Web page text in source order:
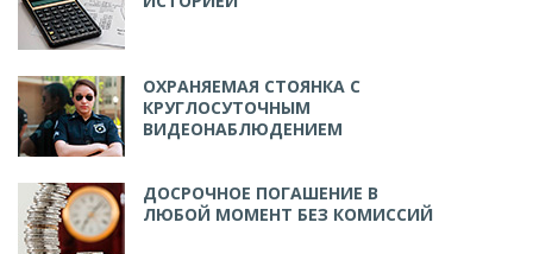
ОХРАНЯЕМАЯ СТОЯНКА С
КРУГЛОСУТОЧНЫМ
ВИДЕОНАБЛЮДЕНИЕМ
ДОСРОЧНОЕ ПОГАШЕНИЕ В
ЛЮБОЙ МОМЕНТ БЕЗ КОМИССИЙ